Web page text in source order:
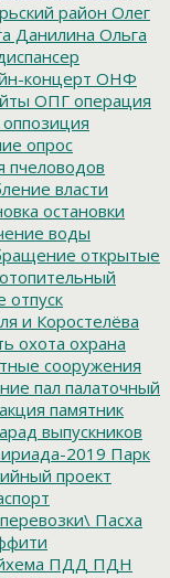
район Олег
Данилина Ольга
концерт ОНФ
ОПГ операция
оппозиция
опрос
пчеловодов
власти
остановки
воды
открытые
отопительный
отпуск
и Коростелёва
охота охрана
сооружения
пал палаточный
памятник
выпускников
2019 Парк
проект
Пасха
ПДД ПДН